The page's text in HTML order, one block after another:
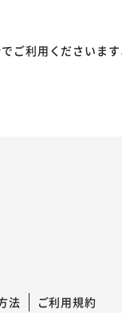
ご利用くださいま
法 ご利用規約